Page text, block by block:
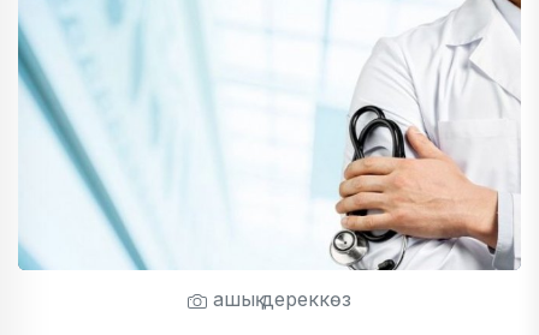
ашық дереккөз